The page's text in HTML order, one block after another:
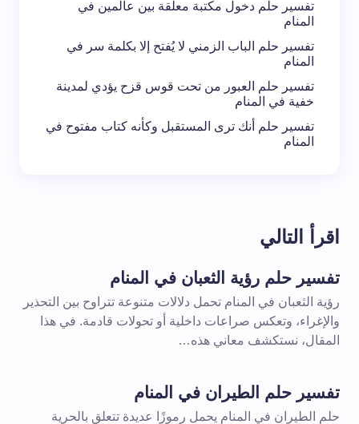
تفسير حلم دخول مكتبة معلقة بين عالمين في
المنام
تفسير حلم الباب الزمني لا يُفتح إلا بكلمة سر في
المنام
تفسير حلم العبور من تحت قوس قزح يؤدي لمدينة
خفية في المنام
تفسير حلم أنك ترى المستقبل وكأنه كتاب مفتوح في
المنام
اقرأ التالي
تفسير حلم رؤية الثعبان في المنام
رؤية الثعبان في المنام تحمل دلالات متنوعة تتراوح بين التحذير
والإغراء، وتعكس صراعات داخلية أو تحولات قادمة. في هذا
المقال، نستكشف معاني هذه…
تفسير حلم الطيران في المنام
حلم الطيران في المنام يحمل رموزًا عديدة تتعلق بالحرية